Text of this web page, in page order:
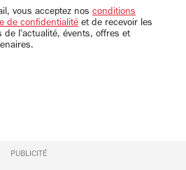
vous acceptez nos conditions
de confidentialité et de recevoir les
de l'actualité, évents, offres et
PUBLICITÉ